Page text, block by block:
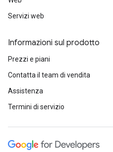
Servizi web
Informazioni sul prodotto
Prezzi e piani
Contatta il team di vendita
Assistenza
Termini di servizio